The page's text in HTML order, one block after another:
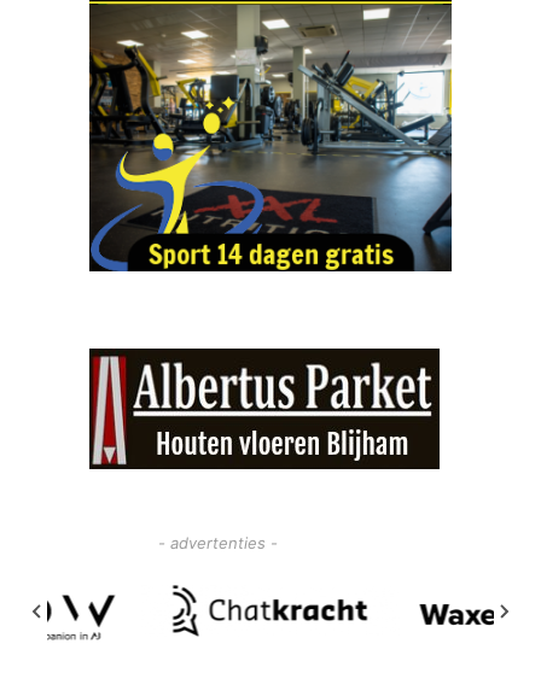
- advertenties -